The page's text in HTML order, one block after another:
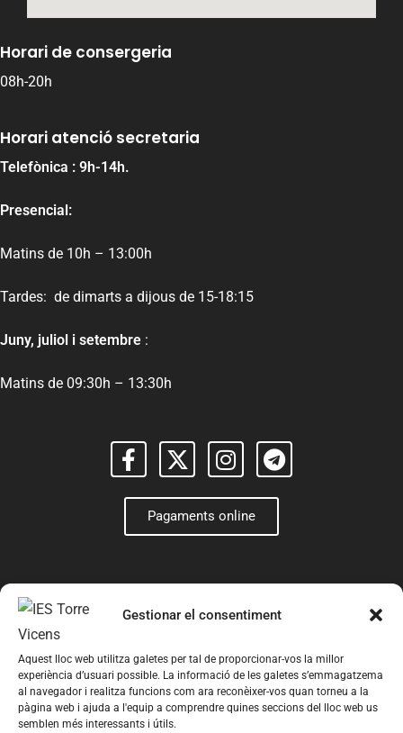
Gestionar el consentiment
Aquest lloc web utilitza galetes per tal de proporcionar-vos la millor
experiència d’usuari possible. La informació de les galetes s’emmagatzema
al navegador i realitza funcions com ara reconèixer-vos quan torneu a la
pàgina web i ajuda a l'equip a comprendre quines seccions del lloc web us
semblen més interessants i útils.
Horari de consergeria
08h-20h
Horari atenció secretaria
Telefònica : 9h-14h.
Presencial:
Matins de 10h – 13:00h
Tardes: de dimarts a dijous de 15-18:15
Juny, juliol i setembre :
Matins de 09:30h – 13:30h
Pagaments online